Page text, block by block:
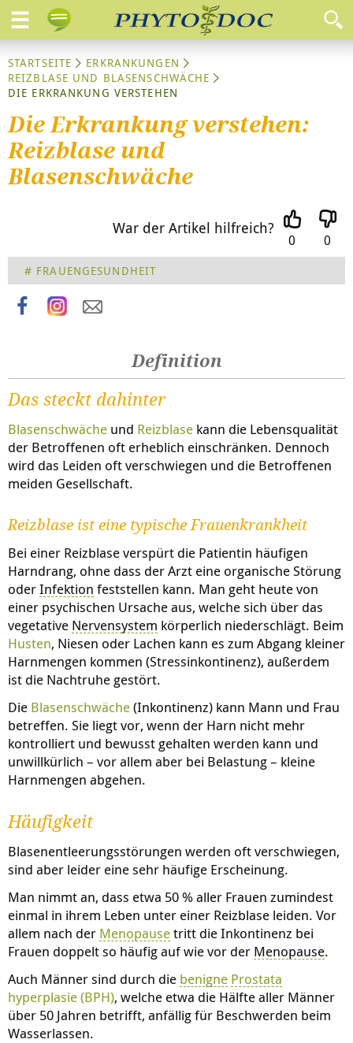
STARTSEITE
ERKRANKUNGEN
REIZBLASE UND BLASENSCHWÄCHE
DIE ERKRANKUNG VERSTEHEN
Die Erkrankung verstehen:
Reizblase und
Blasenschwäche
War der Artikel hilfreich?
0 0
Blasenprobleme im Überblick
FRAUENGESUNDHEIT
Definition
Das steckt dahinter
Blasenschwäche und Reizblase kann die Lebensqualität
der Betroffenen oft erheblich einschränken. Dennoch
wird das Leiden oft verschwiegen und die Betroffenen
meiden Gesellschaft.
Reizblase ist eine typische Frauenkrankheit
Bei einer Reizblase verspürt die Patientin häufigen
Harndrang, ohne dass der Arzt eine organische Störung
oderInfektion feststellen kann. Man geht heute von
einer psychischen Ursache aus, welche sich über das
vegetative Nervensystem körperlich niederschlägt. Beim
Husten, Niesen oder Lachen kann es zum Abgang kleiner
Harnmengen kommen (Stressinkontinenz), außerdem
ist die Nachtruhe gestört.
Die Blasenschwäche(Inkontinenz) kann Mann und Frau
betreffen. Sie liegt vor, wenn der Harn nicht mehr
kontrolliert und bewusst gehalten werden kann und
unwillkürlich – vor allem aber bei Belastung – kleine
Harnmengen abgehen.
Häufigkeit
Blasenentleerungsstörungen werden oft verschwiegen,
sind aber leider eine sehr häufige Erscheinung.
Man nimmt an, dass etwa 50 % aller Frauen zumindest
einmal in ihrem Leben unter einer Reizblase leiden. Vor
allem nach der Menopausetritt die Inkontinenz bei
Frauen doppelt so häufig auf wie vor der Menopause.
Auch Männer sind durch die benigne Prostata
hyperplasie(BPH), welche etwa die Hälfte aller Männer
über 50 Jahren betrifft, anfällig für Beschwerden beim
Wasserlassen.